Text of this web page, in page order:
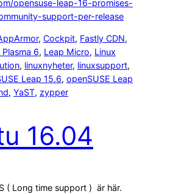
opensuse-leap-16-promises-
support-per-release
, Cockpit, Fastly CDN
Plasma 6, Leap Micro, Linux
, linuxnyheter, linuxsupport
Leap 15.6, openSUSE Leap
, YaST, zypper
16.04
( Long time support ) är här.